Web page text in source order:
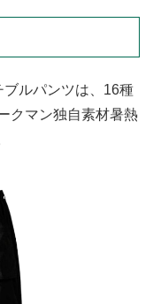
ルパンツは、16種
クマン独自素材暑熱